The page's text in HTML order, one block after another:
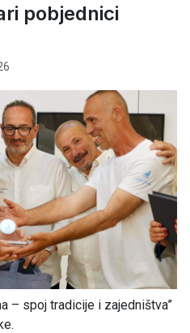
pobjednici
– spoj tradicije i zajedništva”